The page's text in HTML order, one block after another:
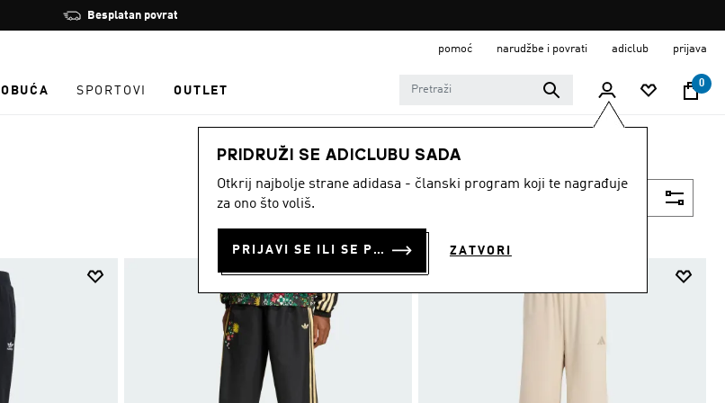
Zaustavi
rotaciju
Učlani se i ostvari 10 % popusta
pomoć narudžbe i povrati adiclub prijava
OBUĆA SPORTOVI OUTLET
0
PRIDRUŽI SE ADICLUBU SADA
Otkrij najbolje strane adidasa - članski program koji te nagrađuje
za ono što voliš.
PRIJAVI SE ILI SE PRIDRUŽI SADA ZATVORI